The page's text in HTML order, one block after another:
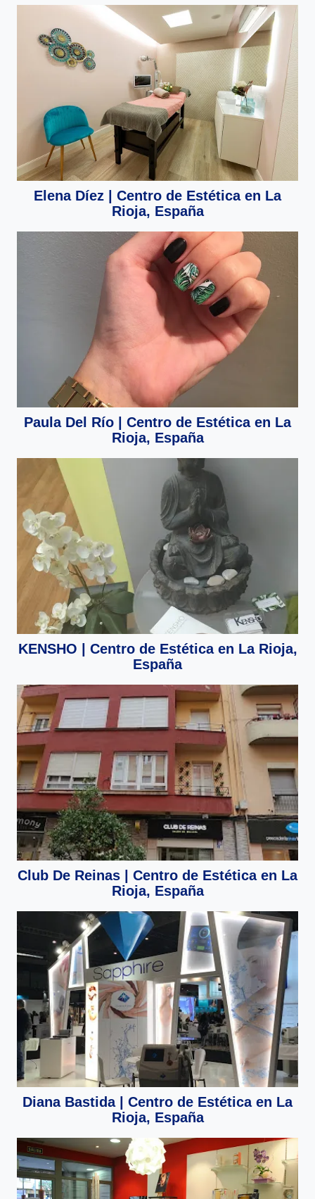
Elena Díez | Centro de Estética en La
Rioja, España
Paula Del Río | Centro de Estética en La
Rioja, España
KENSHO | Centro de Estética en La Rioja,
España
Club De Reinas | Centro de Estética en La
Rioja, España
Diana Bastida | Centro de Estética en La
Rioja, España